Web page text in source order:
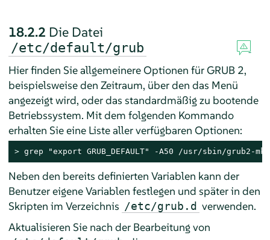
18.2.2 Die Datei
/etc/default/grub
Hier finden Sie allgemeinere Optionen für GRUB 2,
beispielsweise den Zeitraum, über den das Menü
angezeigt wird, oder das standardmäßig zu bootende
Betriebssystem. Mit dem folgenden Kommando
erhalten Sie eine Liste aller verfügbaren Optionen:
> grep "export GRUB_DEFAULT" -A50 /usr/sbin/grub2-
Neben den bereits definierten Variablen kann der
Benutzer eigene Variablen festlegen und später in den
Skripten im Verzeichnis /etc/grub.d verwenden.
Aktualisieren Sie nach der Bearbeitung von